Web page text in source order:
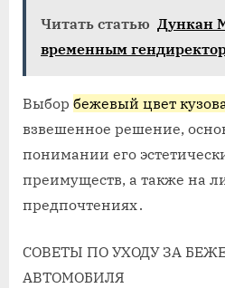
Читать статью Дункан
временным
Выбор бежевый цвет
взвешенное решение,
понимании его
преимуществ, а также на
предпочтениях․
СОВЕТЫ ПО УХОДУ ЗА
АВТОМОБИЛЯ